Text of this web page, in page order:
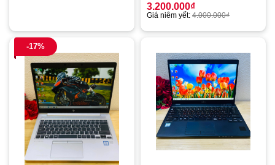
3.200.000₫
Giá niêm yết: 4.000.000₫
-17%